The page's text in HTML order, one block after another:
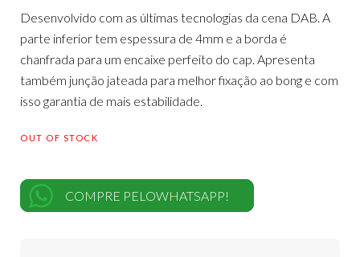
Desenvolvido com as últimas tecnologias da cena DAB. A
parte inferior tem espessura de 4mm e a borda é
chanfrada para um encaixe perfeito do cap. Apresenta
também junção jateada para melhor fixação ao bong e com
isso garantia de mais estabilidade.
OUT OF STOCK
COMPRE PELOWHATSAPP!